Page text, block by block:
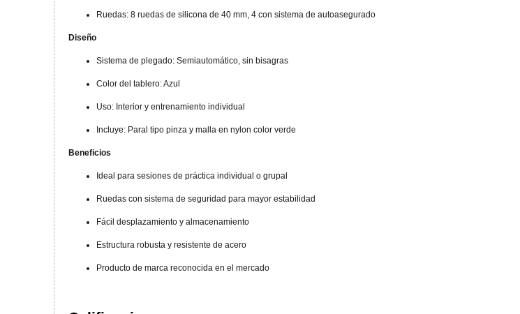
Ruedas: 8 ruedas de silicona de 40 mm, 4 con sistema de autoasegurado
Diseño
Sistema de plegado: Semiautomático, sin bisagras
Color del tablero: Azul
Uso: Interior y entrenamiento individual
Incluye: Paral tipo pinza y malla en nylon color verde
Beneficios
Ideal para sesiones de práctica individual o grupal
Ruedas con sistema de seguridad para mayor estabilidad
Fácil desplazamiento y almacenamiento
Estructura robusta y resistente de acero
Producto de marca reconocida en el mercado